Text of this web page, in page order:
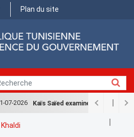
Menu
Plan du site
07-2026 Kaïs Saïed examine avec la